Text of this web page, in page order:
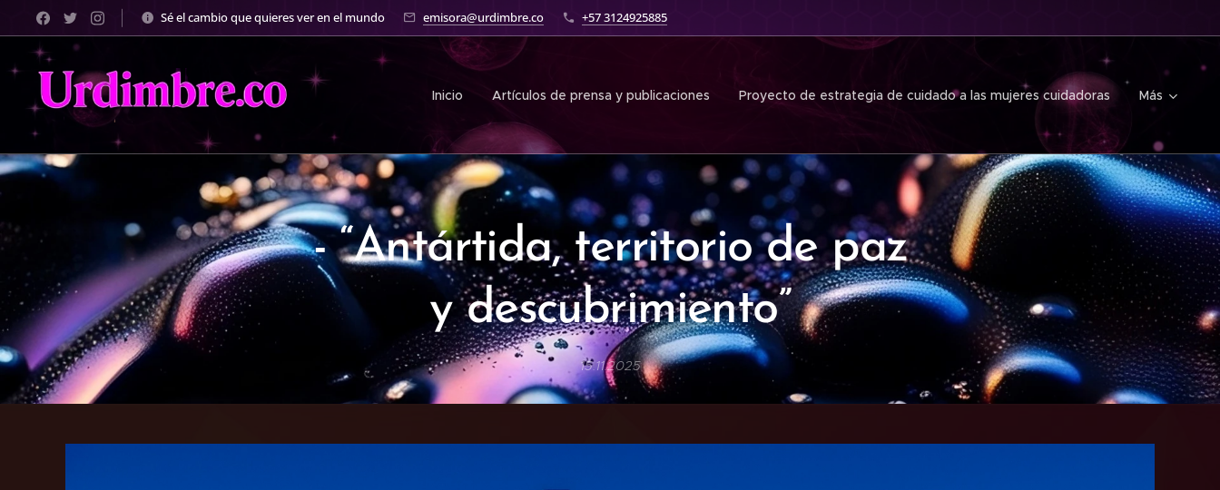
Sé el cambio que quieres ver en el mundo emisora@urdimbre.co +57 3124925885
Inicio Artículos de prensa y publicaciones Proyecto de estrategia de cuidado a las mujeres cuidadoras Más
- “Antártida, territorio de paz
y descubrimiento”
15.11.2025